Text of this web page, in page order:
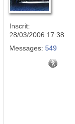
Inscrit:
28/03/2006 17:38
Messages: 549